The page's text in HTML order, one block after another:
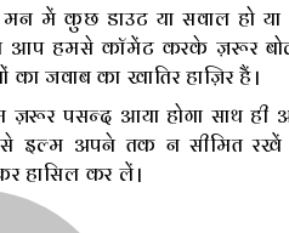
में कुछ डाउट या सवाल हो
आप हमसे कॉमेंट करके ज़रूर
जवाब का खातिर हाज़िर हैं।
पसन्द आया होगा साथ
इल्म अपने तक न सीमित
हासिल कर लें।